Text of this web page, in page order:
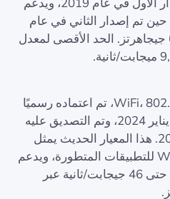
في حين تم إصدار الثاني في عام
2020، ويضيف دعمًا لنطاق 6 جيجاهرتز. الحد الأقصى لمعدل
أحدث معيار WiFi، 802.11be (Wi‑Fi 7)، تم اعتماده رسميًا
من قبل تحالف الـ Wi‑Fi في يناير 2024، وتم التصديق عليه
من قبل IEEE في سبتمبر 2024. هذا المعيار الحديث يمثل
المعيار الحالي لشبكات الـ WiFi للتطبيقات المتطورة، ويدعم
معدل نقل بيانات مذهل يصل حتى 46 جيجابت/ثانية عبر